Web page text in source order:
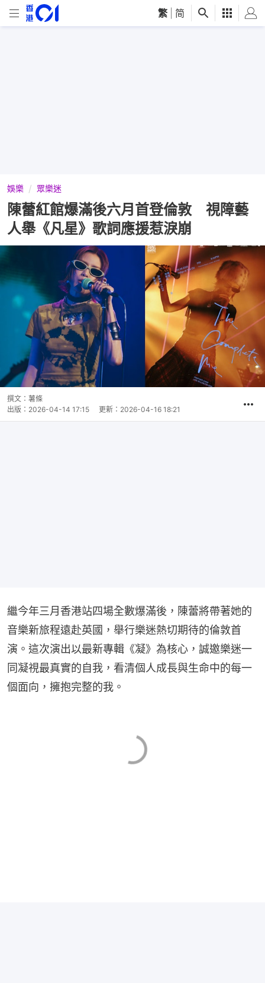
繁 简
娛樂 眾樂迷
陳蕾紅館爆滿後六月首登倫敦 視障藝
人舉《凡星》歌詞應援惹淚崩
撰文： 薯條
出版： 2026-04-14 17:15 更新： 2026-04-16 18:21
繼今年三月香港站四場全數爆滿後，陳蕾將帶著她的
音樂新旅程遠赴英國，舉行樂迷熱切期待的倫敦首
演。這次演出以最新專輯《凝》為核心，誠邀樂迷一
同凝視最真實的自我，看清個人成長與生命中的每一
個面向，擁抱完整的我。